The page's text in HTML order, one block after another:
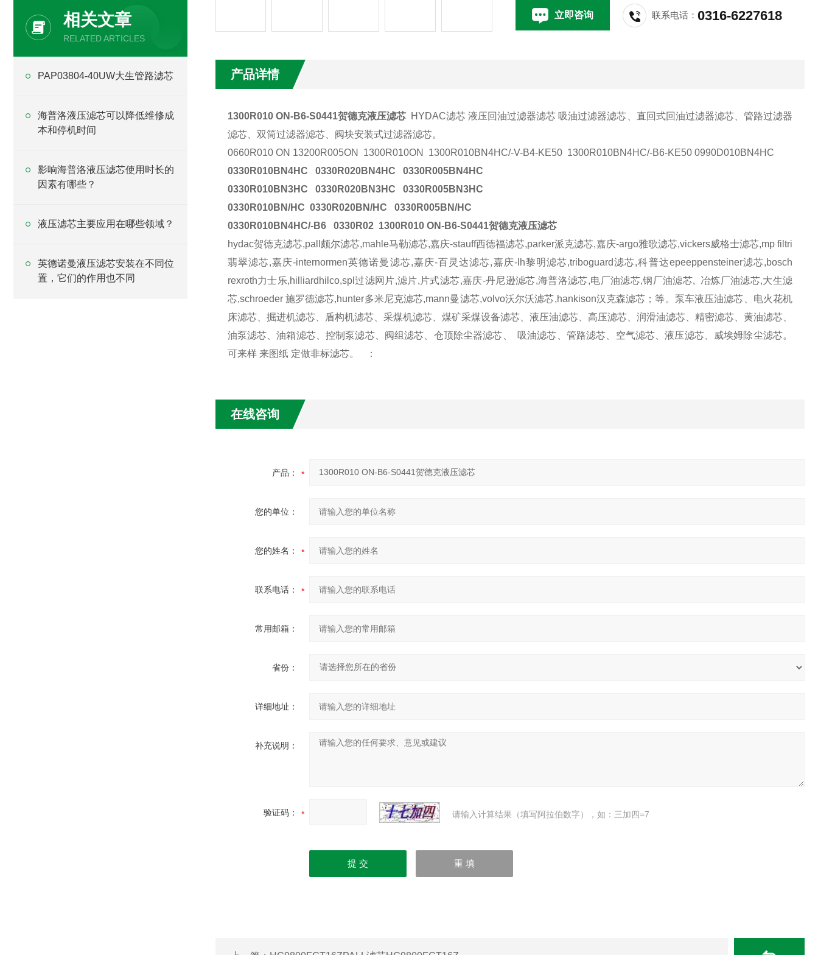
相关文章
RELATED ARTICLES
PAP03804-40UW大生管路滤芯
海普洛液压滤芯可以降低维修成
本和停机时间
影响海普洛液压滤芯使用时长的
因素有哪些？
液压滤芯主要应用在哪些领域？
英德诺曼液压滤芯安装在不同位
置，它们的作用也不同
立即咨询 联系电话：0316-6227618
产品详情
1300R010 ON-B6-S0441贺德克液压滤芯HYDAC滤芯 液压回油过滤器滤芯 吸油过滤器滤芯、直回式回油过滤器滤芯、管路过滤器
滤芯、双筒过滤器滤芯、阀块安装式过滤器滤芯。
0660R010 ON 13200R005ON 1300R010ON 1300R010BN4HC/-V-B4-KE50 1300R010BN4HC/-B6-KE50 0990D010BN4HC
0330R010BN4HC 0330R020BN4HC 0330R005BN4HC
0330R010BN3HC 0330R020BN3HC 0330R005BN3HC
0330R010BN/HC 0330R020BN/HC 0330R005BN/HC
0330R010BN4HC/-B6 0330R02 1300R010 ON-B6-S0441贺德克液压滤芯
hydac贺德克滤芯,pall颇尔滤芯,mahle马勒滤芯,嘉庆-stauff西德福滤芯,parker派克滤芯,嘉庆-argo雅歌滤芯,vickers威格士滤芯,mp filtri
翡翠滤芯,嘉庆-internormen英德诺曼滤芯,嘉庆-百灵达滤芯,嘉庆-lh黎明滤芯,triboguard滤芯,科普达epeeppensteiner滤芯,bosch
rexroth力士乐,hilliardhilco,spl过滤网片,滤片,片式滤芯,嘉庆-丹尼逊滤芯,海普洛滤芯,电厂油滤芯,钢厂油滤芯,
冶炼厂油滤芯,大生滤
芯,schroeder 施罗德滤芯,hunter多米尼克滤芯,mann曼滤芯,volvo沃尔沃滤芯,hankison汉克森滤芯；等。泵车液压油滤芯、电火花机
床滤芯、掘进机滤芯、盾构机滤芯、采煤机滤芯、煤矿采煤设备滤芯、液压油滤芯、高压滤芯、润滑油滤芯、精密滤芯、黄油滤芯、
油泵滤芯、油箱滤芯、控制泵滤芯、阀组滤芯、仓顶除尘器滤芯、
吸油滤芯、管路滤芯、空气滤芯、液压滤芯、威埃姆除尘滤芯。
可来样 来图纸 定做非标滤芯。 ：
在线咨询
产品：
您的单位：
您的姓名：
联系电话：
常用邮箱：
省份：
详细地址：
补充说明：
验证码： 请输入计算结果（填写阿拉伯数字），如：三加四=7